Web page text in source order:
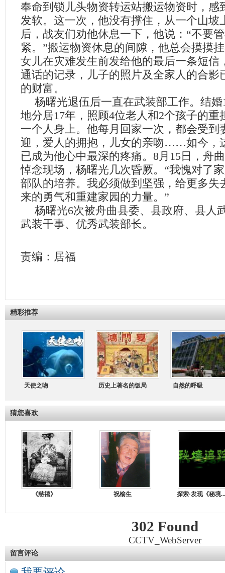
奉命到锁儿头物资转运站搬运物资时，感
发软。这一次，他没有撑住，从一个山坡
后，战友们劝他休息一下，他说：“不要
紧。”搬运物资休息的间隙，他总会摸摸
女儿在灾难发生前发给他的最后一条短信
通话的记录，儿子的照片及全家人的合影
的财富。
杨曙光退伍后一直在武装部工作。结婚
地分居17年，照顾4位老人和2个孩子的重
一个人身上。他每月回家一次，都会受到
迎，爱人的拥抱，儿女的亲吻……如今，
已成为他心中最深的疼痛。 8月 15日 ，舟
悼念现场，杨曙光几次昏厥。“我愧对了
部队的培养。我必须做到坚强，给更多失
来的勇气和重建家园的力量。”
杨曙光6次被舟曲县委、县政府、县人
武装干事、优秀武装部长。
责编：居福
精彩推荐
天使之吻 历史上著名的饭局 自然的呼吸
猜您喜欢
《慈禧》 祝榆生 探索·发现《秘境...
302 Found
CCTV_WebServer
留言评论